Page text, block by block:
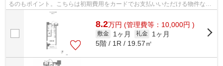
るのもポイント。こちらは初期費用をカードでお支払いいただける物件なの
で、支払い手続きの手間が省けます。...
8.2万円 (管理費等：10,000円 )
敷金 1ヶ月 礼金
1ヶ月
5階 / 1R / 19.57㎡